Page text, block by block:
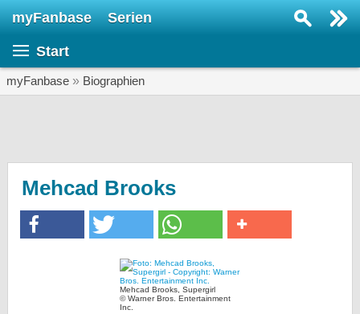
myFanbase Serien
Start
myFanbase » Biographien
Mehcad Brooks
Mehcad Brooks, Supergirl
© Warner Bros. Entertainment
Inc.
Veranstaltungen
KULTUR
Specials
SERVICE